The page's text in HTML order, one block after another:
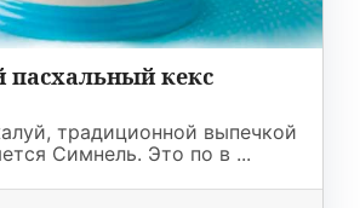
пасхальный кекс
традиционной выпечкой
Симнель. Это по в ...